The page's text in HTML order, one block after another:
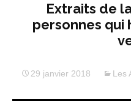
Extraits de
personnes qui
29 janvier 2018 Les